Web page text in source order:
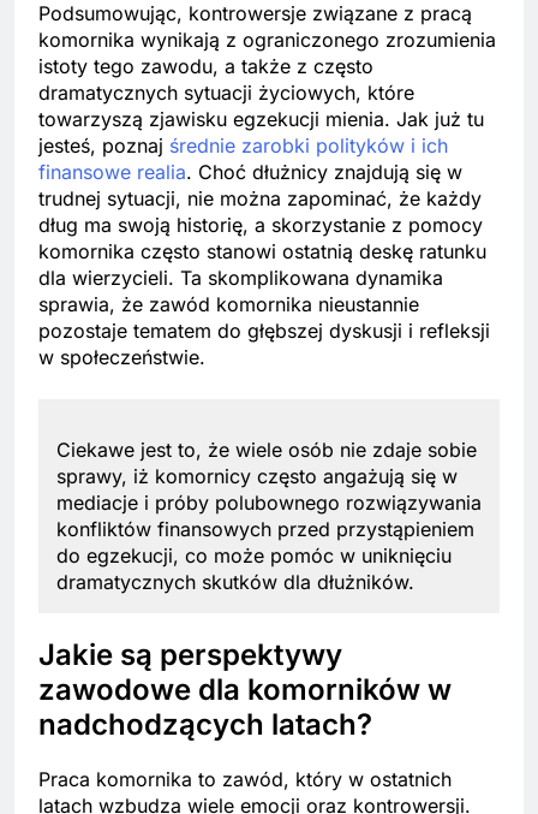
Podsumowując, kontrowersje związane z pracą
komornika wynikają z ograniczonego zrozumienia
istoty tego zawodu, a także z często
dramatycznych sytuacji życiowych, które
towarzyszą zjawisku egzekucji mienia. Jak już tu
jesteś, poznaj średnie zarobki polityków i ich
finansowe realia. Choć dłużnicy znajdują się w
trudnej sytuacji, nie można zapominać, że każdy
dług ma swoją historię, a skorzystanie z pomocy
komornika często stanowi ostatnią deskę ratunku
dla wierzycieli. Ta skomplikowana dynamika
sprawia, że zawód komornika nieustannie
pozostaje tematem do głębszej dyskusji i refleksji
w społeczeństwie.
Ciekawe jest to, że wiele osób nie zdaje sobie
sprawy, iż komornicy często angażują się w
mediacje i próby polubownego rozwiązywania
konfliktów finansowych przed przystąpieniem
do egzekucji, co może pomóc w uniknięciu
dramatycznych skutków dla dłużników.
Jakie są perspektywy
zawodowe dla komorników w
nadchodzących latach?
Praca komornika to zawód, który w ostatnich
latach wzbudza wiele emocji oraz kontrowersji.